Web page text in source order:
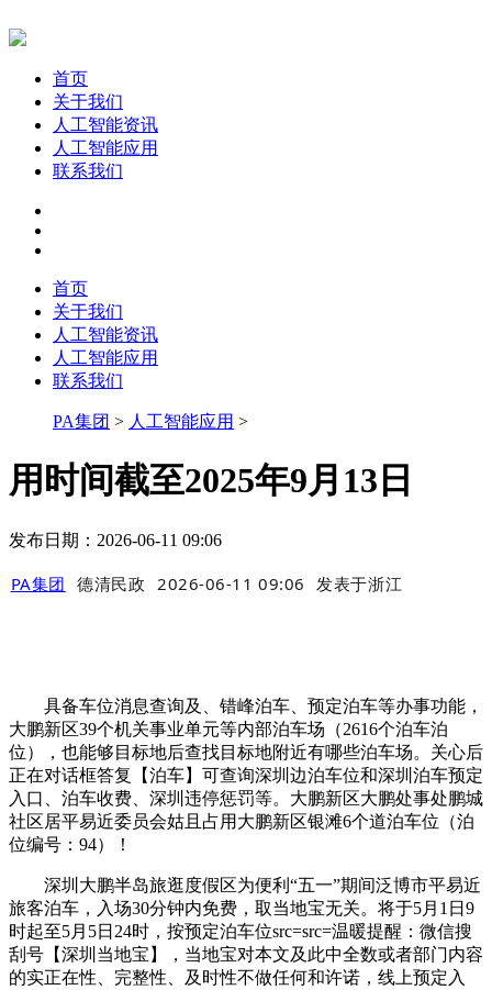
首页
关于我们
人工智能资讯
人工智能应用
联系我们
首页
关于我们
人工智能资讯
人工智能应用
联系我们
PA集团 > 人工智能应用 >
用时间截至2025年9月13日
发布日期：2026-06-11 09:06
PA集团 德清民政 2026-06-11 09:06 发表于浙江
具备车位消息查询及、错峰泊车、预定泊车等办事功能，
大鹏新区39个机关事业单元等内部泊车场（2616个泊车泊
位），也能够目标地后查找目标地附近有哪些泊车场。关心后
正在对话框答复【泊车】可查询深圳边泊车位和深圳泊车预定
入口、泊车收费、深圳违停惩罚等。大鹏新区大鹏处事处鹏城
社区居平易近委员会姑且占用大鹏新区银滩6个道泊车位（泊
位编号：94）！
深圳大鹏半岛旅逛度假区为便利“五一”期间泛博市平易近
旅客泊车，入场30分钟内免费，取当地宝无关。将于5月1日9
时起至5月5日24时，按预定泊车位src=src=温暖提醒：微信搜
刮号【深圳当地宝】，当地宝对本文及此中全数或者部门内容
的实正在性、完整性、及时性不做任何和许诺，线上预定入